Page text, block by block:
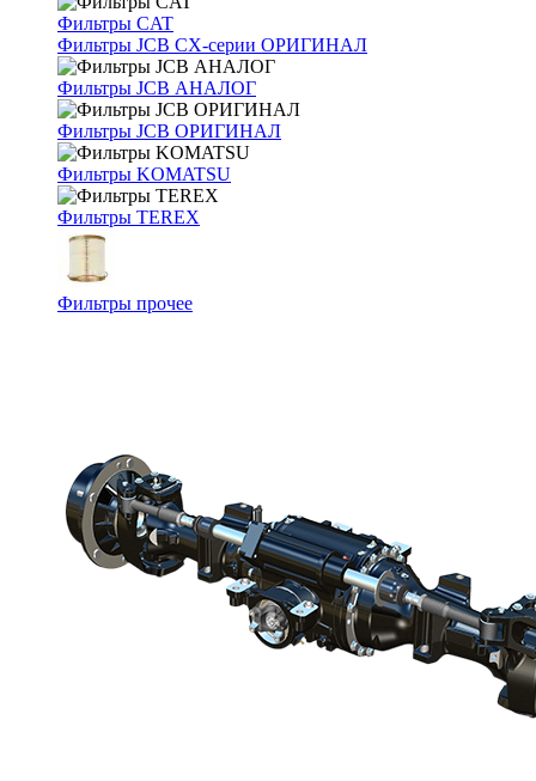
Фильтры CAT
Фильтры JCB CX-серии ОРИГИНАЛ
Фильтры JCB АНАЛОГ
Фильтры JCB ОРИГИНАЛ
Фильтры KOMATSU
Фильтры TEREX
Фильтры прочее